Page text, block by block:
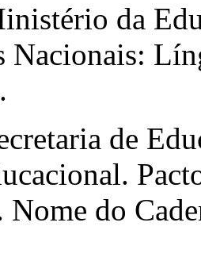
da
Nacionais:
de
Nome do